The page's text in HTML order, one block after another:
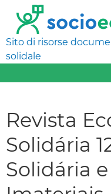
Sito di risorse
solidale
Revista
Solidária
Solidária